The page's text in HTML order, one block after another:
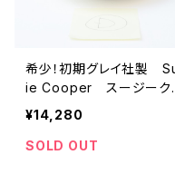
希少！初期グレイ社製
ie Cooper スージーク
パー Grays 1928年
手描き アールデコアンテ
ィークカップ＆ソーサー
¥14,280
SOLD OUT